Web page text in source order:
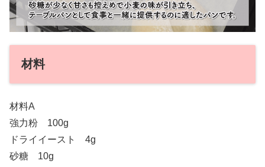
材料
材料A
強力粉 100g
ドライイースト 4g
砂糖 10g